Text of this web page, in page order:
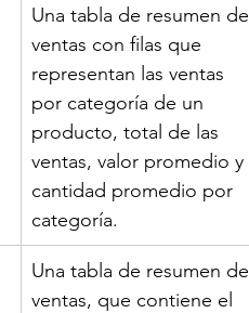
Una tabla de resumen de
ventas con filas que
representan las ventas
por categoría de un
producto, total de las
ventas, valor promedio y
cantidad promedio por
categoría.
Una tabla de resumen de
ventas, que contiene el